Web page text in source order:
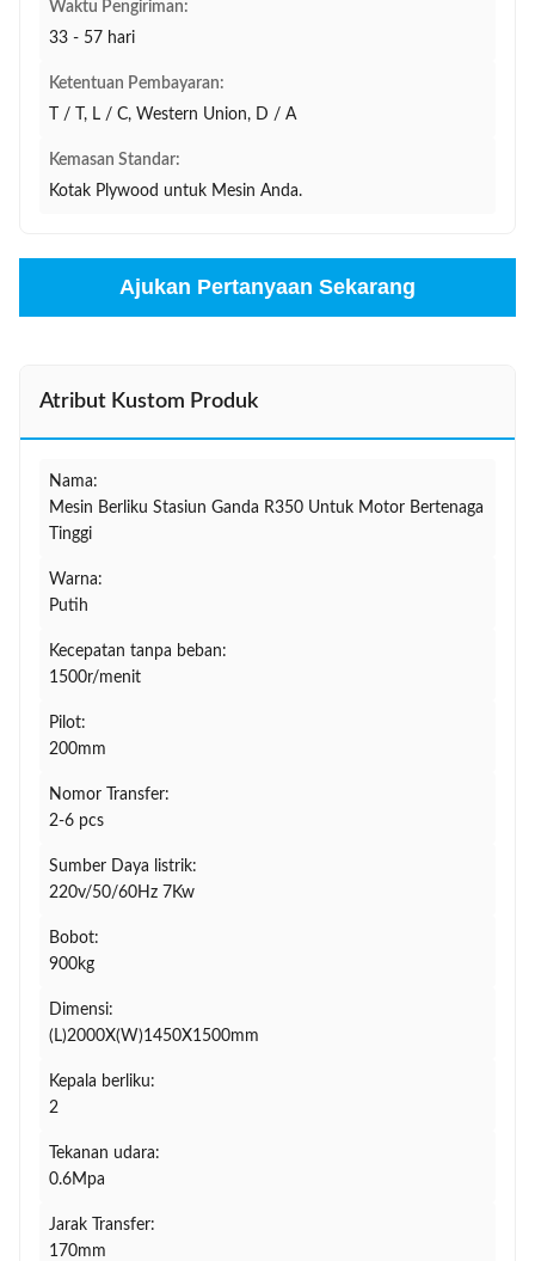
Waktu Pengiriman:
33 - 57 hari
Ketentuan Pembayaran:
T / T, L / C, Western Union, D / A
Kemasan Standar:
Kotak Plywood untuk Mesin Anda.
Ajukan Pertanyaan Sekarang
Atribut Kustom Produk
Nama:
Mesin Berliku Stasiun Ganda R350 Untuk Motor Bertenaga
Tinggi
Warna:
Putih
Kecepatan tanpa beban:
1500r/menit
Pilot:
200mm
Nomor Transfer:
2-6 pcs
Sumber Daya listrik:
220v/50/60Hz 7Kw
Bobot:
900kg
Dimensi:
(L)2000X(W)1450X1500mm
Kepala berliku:
2
Tekanan udara:
0.6Mpa
Jarak Transfer:
170mm